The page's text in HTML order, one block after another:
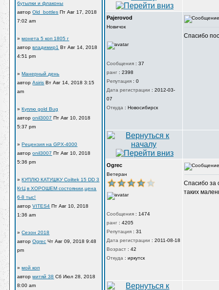
бутылки и флаконы
авторOld_bottles Пт Авг 17, 2018
7:02 am
»монета 5 коп 1805 г
авторвладимир1 Вт Авг 14, 2018
4:51 pm
»Манерный день
авторAsiris Вт Авг 14, 2018 3:15
am
»Куплю gold Bug
авторonil3007 Пт Авг 10, 2018
5:37 pm
»Рецензия на GPX-4000
авторonil3007 Пт Авг 10, 2018
5:36 pm
»КУПЛЮ КАТУШКУ Coiltek 15 DD 3
КгЦ в ХОРОШЕМ состоянии,цена
6-8 тыс!
авторVITES4 Пт Авг 10, 2018
1:36 am
»Сезон 2018
авторOgrec Чт Авг 09, 2018 9:48
pm
»мой коп
автормитяй 38 Сб Июл 28, 2018
8:00 am
Pajerovod
Новичок
Сообщения : 37
ранг : 2398
Репутация : 0
Дата регистрации : 2012-03-
07
Откуда : Новосибирск
Спасибо
Ogrec
Ветеран
Сообщения : 1474
ранг : 4205
Репутация : 31
Дата регистрации : 2011-08-18
Возраст : 42
Откуда : иркутск
Спасибо за
таких